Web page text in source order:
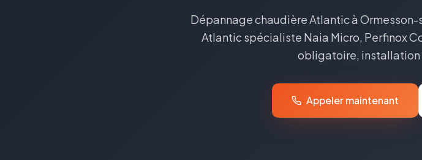
Dépannage chaudièreAtlanticà Ormesson-
Atlanticspécialiste Naia Micro, Perfinox
obligatoire, installation
Appeler maintenant